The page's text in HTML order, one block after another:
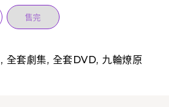
售完
, 全套劇集, 全套DVD, 九輪燎原